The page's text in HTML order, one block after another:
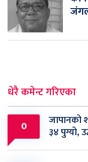
धेरै कमेन्ट गरिएका
0 जापानको
३४ पुग्यो,